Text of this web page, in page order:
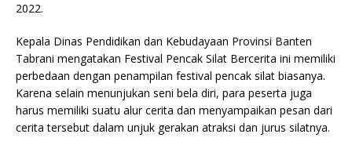
2022.
Kepala Dinas Pendidikan dan Kebudayaan Provinsi Banten
Tabrani mengatakan Festival Pencak Silat Bercerita ini memiliki
perbedaan dengan penampilan festival pencak silat biasanya.
Karena selain menunjukan seni bela diri, para peserta juga
harus memiliki suatu alur cerita dan menyampaikan pesan dari
cerita tersebut dalam unjuk gerakan atraksi dan jurus silatnya.